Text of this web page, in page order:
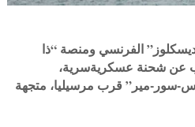
الفرنسي ومنصة “ذا
عن شحنة عسكريةسرية،
سور-مير” قرب مرسيليا، متجهة